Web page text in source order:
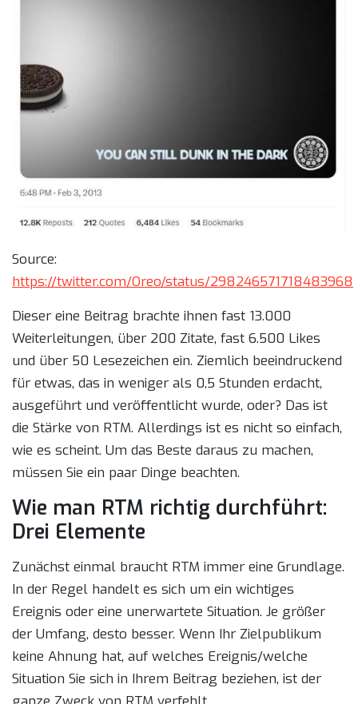
Source:
https://twitter.com/Oreo/status/298246571718483968
Dieser eine Beitrag brachte ihnen fast 13.000
Weiterleitungen, über 200 Zitate, fast 6.500 Likes
und über 50 Lesezeichen ein. Ziemlich beeindruckend
für etwas, das in weniger als 0,5 Stunden erdacht,
ausgeführt und veröffentlicht wurde, oder? Das ist
die Stärke von RTM. Allerdings ist es nicht so einfach,
wie es scheint. Um das Beste daraus zu machen,
müssen Sie ein paar Dinge beachten.
Wie man RTM richtig durchführt:
Drei Elemente
Zunächst einmal braucht RTM immer eine Grundlage.
In der Regel handelt es sich um ein wichtiges
Ereignis oder eine unerwartete Situation. Je größer
der Umfang, desto besser. Wenn Ihr Zielpublikum
keine Ahnung hat, auf welches Ereignis/welche
Situation Sie sich in Ihrem Beitrag beziehen, ist der